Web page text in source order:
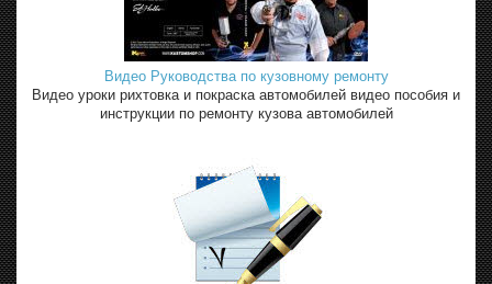
Видео Руководства по кузовному ремонту
Видео уроки рихтовка и покраска автомобилей видео пособия и
инструкции по ремонту кузова автомобилей